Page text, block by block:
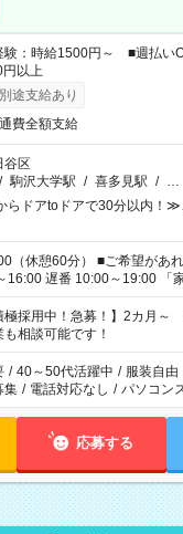
験：時給1500円～ ■週払
以上
途支給あり
費全額支給
谷区
/ 駒沢大学駅 / 喜多見駅 / …
らドアtoドアで30分以内！≫
ご希望があれば下記シフトもOK！
番 10:00～19:00 「家族と休みを合わせた
を持って夕飯の準備がした
ど、ご希望を教えてくださいね。 ※W
覧のお仕事で希望する勤務時
。 合計で週40時間を超える
極採用中！急募！】2カ月
も相談可能です！
/ 40～50代活躍中 / 服装自由
集 / 電話対応なし / パソコン
応募する